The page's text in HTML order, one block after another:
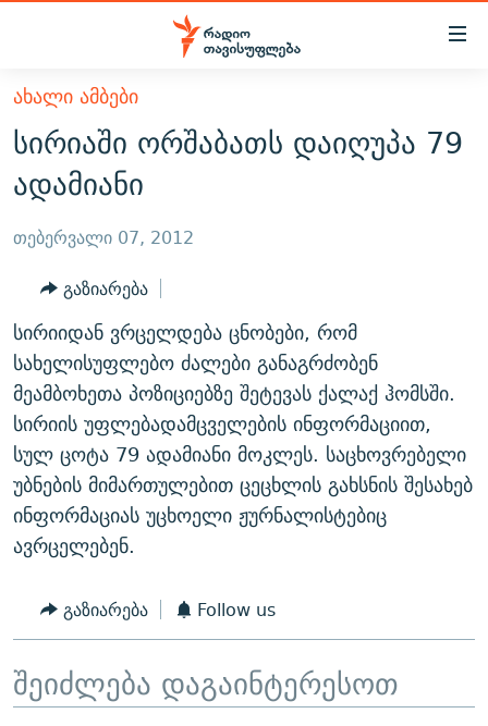
Accessibility
მთავარ
შინაარსზე
დაბრუნება
მთავარ
დაბრუნება
ძიებაზე
დაბრუნება
ᲐᲮᲐᲚᲘ ᲐᲛᲑᲔᲑᲘ
ᲗᲔᲛᲔᲑᲘ
ᲞᲝᲚᲘᲢᲘᲙᲐ
ᲔᲙᲝᲜᲝᲛᲘᲙᲐ
ᲡᲐᲖᲝᲒᲐᲓᲝᲔᲑᲐ
ᲡᲞᲝᲠᲢᲘ
ᲕᲘᲓᲔᲝ
ᲑᲚᲝᲒᲔᲑᲘ
ᲞᲝᲓᲙᲐᲡᲢᲔᲑᲘ
ᲜᲘᲙᲝᲡ ᲞᲝᲓᲙᲐᲡᲢᲘ
60 ᲓᲔᲪᲘᲑᲔᲚᲘ
ᲒᲐᲜᲙᲘᲗᲮᲕᲘᲡ ᲓᲦᲔ
ᲓᲘᲚᲘᲡ ᲡᲐᲣᲑᲠᲔᲑᲘ
ᲛᲝᲚᲐᲞᲐᲠᲐᲙᲔ ᲢᲔᲥᲡᲢᲔᲑᲘ
ᲨᲘᲜ - ᲣᲪᲮᲝᲔᲗᲨᲘ
ᲐᲛᲔᲠᲘᲙᲣᲚᲘ ᲛᲝᲗᲮᲠᲝᲑᲐ
ᲘᲛᲞᲔᲠᲘᲐ ᲓᲐ ᲠᲐᲓᲘᲝ
ᲗᲐᲕᲘᲡᲣᲤᲚᲔᲑᲘᲡ ᲛᲝᲜᲘᲢᲝᲠᲘ
ᲤᲔᲜᲝᲕᲐᲜᲘ - 2.10
ᲗᲥᲕᲔᲜᲘ ᲞᲣᲑᲚᲘᲙᲐᲪᲘᲔᲑᲘ
ᲞᲠᲝᲔᲥᲢᲔᲑᲘ
ᲣᲙᲠᲐᲘᲜᲐᲨᲘ ᲓᲐᲦᲣᲞᲣᲚᲘ ᲥᲐᲠᲗᲕᲔᲚᲘ ᲛᲔᲑᲠᲫᲝᲚᲔᲑᲘ - 2022
ᲓᲐᲛᲝᲣᲙᲘᲓᲔᲑᲚᲝᲑᲘᲡ 100 ᲬᲔᲚᲘ
ᲩᲔᲛᲘ ᲡᲘᲙᲕᲓᲘᲚᲘᲡ ᲛᲘᲖᲔᲖᲘᲐ COVID-19
11 ᲬᲔᲚᲘ - 11 ᲐᲛᲑᲐᲕᲘ
ᲑᲐᲕᲨᲕᲔᲑᲘ ᲞᲠᲝᲡᲢᲘᲢᲣᲪᲘᲐᲨᲘ - ᲐᲛᲝᲣᲗᲥᲛᲔᲚᲘ ᲐᲛᲑᲐᲕᲘ
5 ᲐᲛᲑᲐᲕᲘ - 20 ᲘᲕᲜᲘᲡᲡ ᲓᲐᲨᲐᲕᲔᲑᲣᲚᲔᲑᲘ
ᲐᲒᲕᲘᲡᲢᲝᲡ ᲝᲛᲘ
ЭХО КАВКАЗА
ᲒᲐᲛᲝᲘᲬᲔᲠᲔ
ᲐᲮᲐᲚᲘ ᲐᲛᲑᲔᲑᲘ
სირიაში ორშაბათს დაიღუპა 79
ადამიანი
თებერვალი 07, 2012
გაზიარება
სირიიდან ვრცელდება ცნობები, რომ
სახელისუფლებო ძალები განაგრძობენ
მეამბოხეთა პოზიციებზე შეტევას ქალაქ ჰომსში.
სირიის უფლებადამცველების ინფორმაციით,
სულ ცოტა 79 ადამიანი მოკლეს. საცხოვრებელი
უბნების მიმართულებით ცეცხლის გახსნის შესახებ
ინფორმაციას უცხოელი ჟურნალისტებიც
ავრცელებენ.
გაზიარება Follow us
შეიძლება დაგაინტერესოთ